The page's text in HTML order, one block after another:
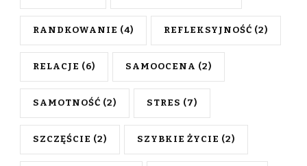
RANDKOWANIE (4) REFLEKSYJNOŚĆ (2)
RELACJE (6) SAMOOCENA (2)
SAMOTNOŚĆ (2) STRES (7)
SZCZĘŚCIE (2) SZYBKIE ŻYCIE (2)